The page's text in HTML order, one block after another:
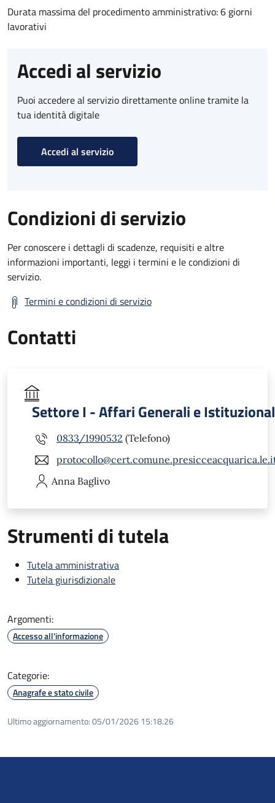
Durata massima del procedimento amministrativo: 6 giorni
lavorativi
Accedi al servizio
Puoi accedere al servizio direttamente online tramite la
tua identità digitale
Accedi al servizio
Condizioni di servizio
Per conoscere i dettagli di scadenze, requisiti e altre
informazioni importanti, leggi i termini e le condizioni di
servizio.
Termini e condizioni di servizio
Contatti
Settore I - Affari Generali e
0833/1990532 (Telefono)
Anna Baglivo
Strumenti di tutela
Tutela amministrativa
Tutela giurisdizionale
Argomenti:
Accesso all'informazione
Categorie:
Anagrafe e stato civile
Ultimo aggiornamento:05/01/2026 15:18.26